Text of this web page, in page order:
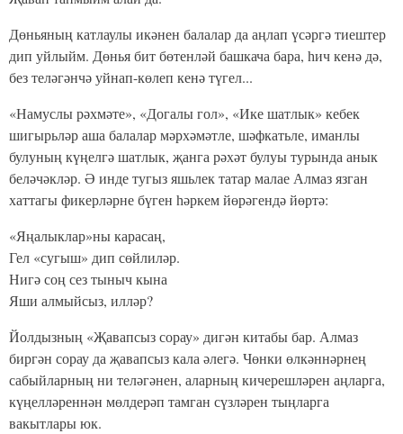
Дөньяның катлаулы икәнен балалар да аңлап үсәргә тиештер
дип уйлыйм. Дөнья бит бөтенләй башкача бара, һич кенә дә,
без теләгәнчә уйнап-көлеп кенә түгел...
«Намуслы рәхмәте», «Догалы гол», «Ике шатлык» кебек
шигырьләр аша балалар мәрхәмәтле, шәфкатьле, иманлы
булуның күңелгә шатлык, җанга рәхәт булуы турында анык
беләчәкләр. Ә инде тугыз яшьлек татар малае Алмаз язган
хаттагы фикерләрне бүген һәркем йөрәгендә йөртә:
«Яңалыклар»ны карасаң,
Гел «сугыш» дип сөйлиләр.
Нигә соң сез тыныч кына
Яши алмыйсыз, илләр?
Йолдызның «Җавапсыз сорау» дигән китабы бар. Алмаз
биргән сорау да җавапсыз кала әлегә. Чөнки өлкәннәрнең
сабыйларның ни теләгәнен, аларның кичерешләрен аңларга,
күңелләреннән мөлдерәп тамган сүзләрен тыңларга
вакытлары юк.